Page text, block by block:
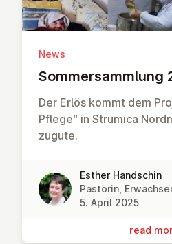
News
Som­mer­sammlung
Der Erlös kommt dem
Pflege“ in Strumica
zugute.
Esther Handschin
Pastorin,
5. April 2025
read